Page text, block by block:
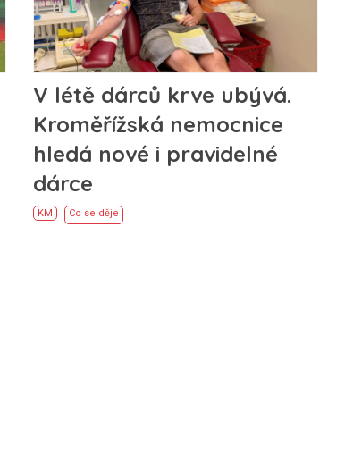
V létě dárců krve ubývá.
Kroměřížská nemocnice
hledá nové i pravidelné
dárce
KM Co se děje